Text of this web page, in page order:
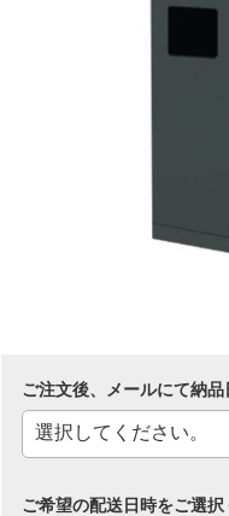
ご注文後、メールにて納
ご希望の配送日時をご選択